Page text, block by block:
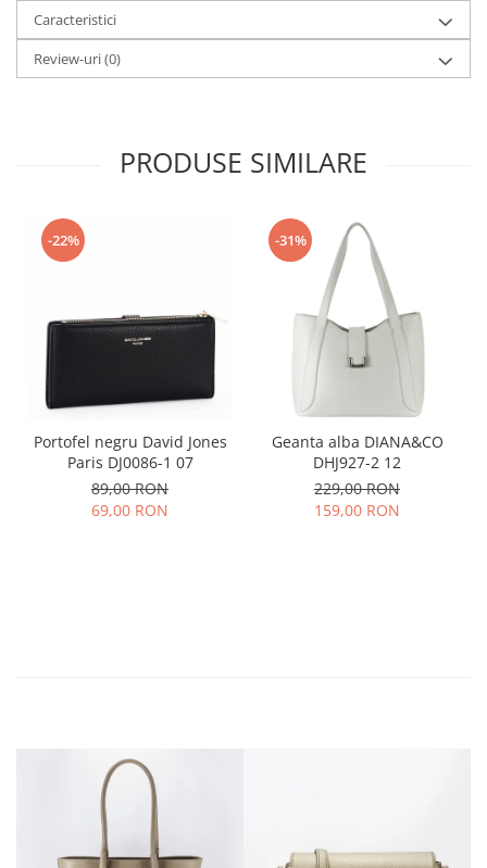
Caracteristici
Review-uri(0)
PRODUSE SIMILARE
-22%
Portofel negru David Jones
Paris DJ0086-1 07
89,00 RON
69,00 RON
-31%
Geanta alba DIANA&CO
DHJ927-2 12
229,00 RON
159,00 RON